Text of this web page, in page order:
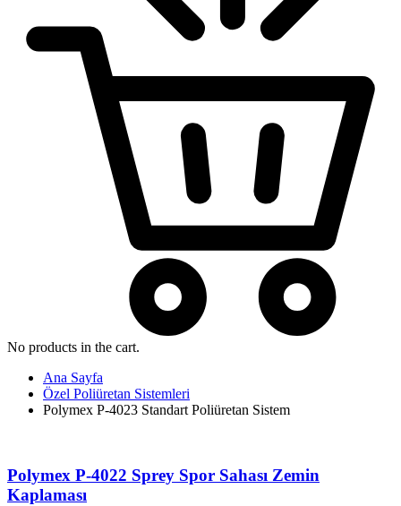
No products in the cart.
Ana Sayfa
Özel Poliüretan Sistemleri
Polymex P-4023 Standart Poliüretan Sistem
Polymex P-4022 Sprey Spor Sahası Zemin
Kaplaması